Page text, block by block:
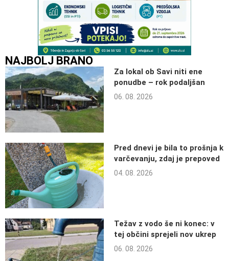
NAJBOLJ BRANO
Za lokal ob Savi niti ene
ponudbe – rok podaljšan
06. 08. 2026
Pred dnevi je bila to prošnja k
varčevanju, zdaj je prepoved
04. 08. 2026
Težav z vodo še ni konec: v
tej občini sprejeli nov ukrep
06. 08. 2026